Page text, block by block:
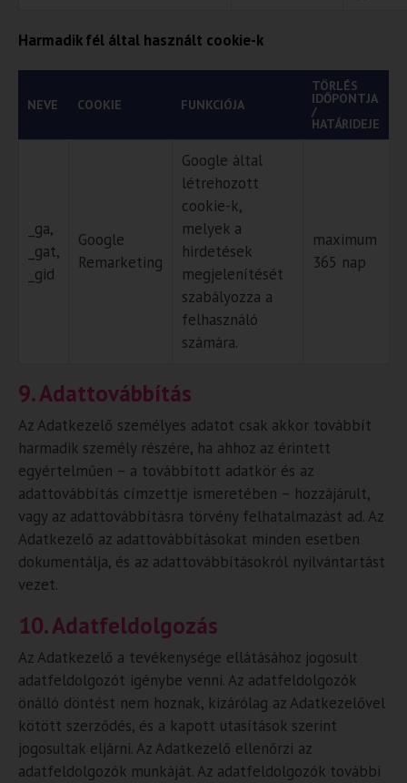
Harmadik fél által használt cookie-k
NEVE COOKIE FUNKCIÓJA
TÖRLÉS
IDŐPONTJA
/
HATÁRIDEJE
_ga,
_gat,
_gid
Google
Remarketing
Google által
létrehozott
cookie-k,
melyek a
hirdetések
megjelenítését
szabályozza a
felhasználó
számára.
maximum
365 nap
9. Adattovábbítás
Az Adatkezelő személyes adatot csak akkor továbbít
harmadik személy részére, ha ahhoz az érintett
egyértelműen – a továbbított adatkör és az
adattovábbítás címzettje ismeretében – hozzájárult,
vagy az adattovábbításra törvény felhatalmazást ad. Az
Adatkezelő az adattovábbításokat minden esetben
dokumentálja, és az adattovábbításokról nyilvántartást
vezet.
10. Adatfeldolgozás
Az Adatkezelő a tevékenysége ellátásához jogosult
adatfeldolgozót igénybe venni. Az adatfeldolgozók
önálló döntést nem hoznak, kizárólag az Adatkezelővel
kötött szerződés, és a kapott utasítások szerint
jogosultak eljárni. Az Adatkezelő ellenőrzi az
adatfeldolgozók munkáját. Az adatfeldolgozók további